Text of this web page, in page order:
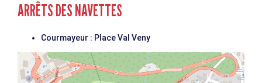
ARRÊTS DES NAVETTES
Courmayeur : Place Val Veny